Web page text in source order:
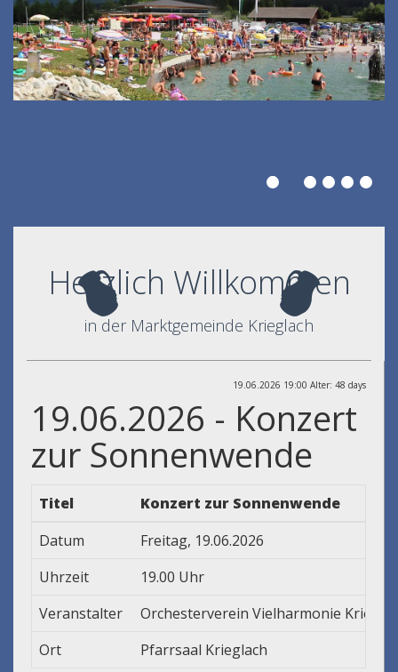
Herzlich Willkommen
in der Marktgemeinde Krieglach
19.06.2026 19:00 Alter: 48 days
19.06.2026 - Konzert
zur Sonnenwende
Titel
Konzert zur Sonnenwende
Datum
Freitag, 19.06.2026
Uhrzeit
19.00 Uhr
Veranstalter
Orchesterverein Vielharmonie
Ort
Pfarrsaal Krieglach